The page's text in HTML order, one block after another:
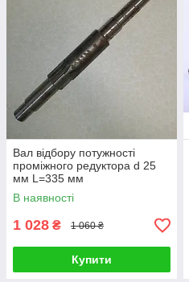
Вал відбору потужності
проміжного редуктора d 25
мм L=335 мм
В наявності
1 028 ₴ 1 060 ₴
Купити